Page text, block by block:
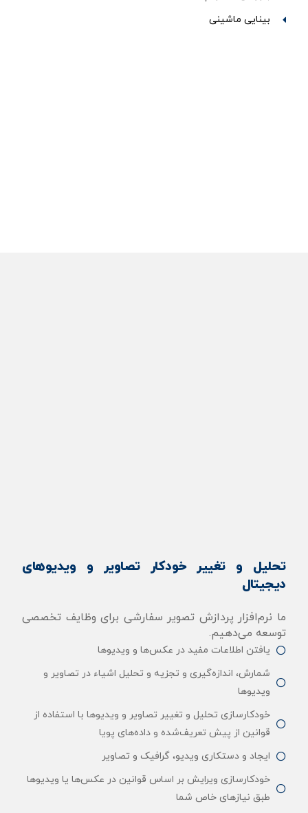
بینایی ماشینی
تحلیل و تغییر خودکار تصاویر و ویدیوهای
دیجیتال
ما نرم‌افزار پردازش تصویر سفارشی برای وظایف تخصصی
توسعه می‌دهیم.
یافتن اطلاعات مفید در عکس‌ها و ویدیوها
شمارش، اندازه‌گیری و تجزیه و تحلیل اشیاء در تصاویر و
ویدیوها
خودکارسازی تحلیل و تغییر تصاویر و ویدیوها با استفاده از
قوانین از پیش تعریف‌شده و داده‌های پویا
ایجاد و دستکاری ویدیو، گرافیک و تصاویر
خودکارسازی ویرایش بر اساس قوانین در عکس‌ها یا ویدیوها
طبق نیازهای خاص شما